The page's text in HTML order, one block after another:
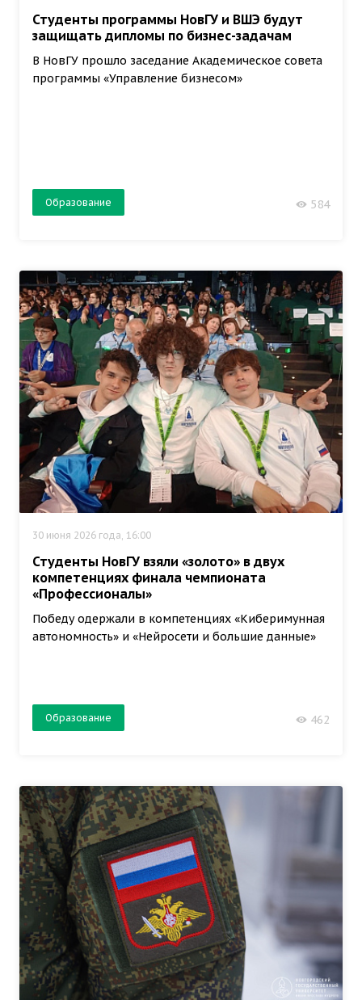
Студенты программы НовГУ и ВШЭ будут
защищать дипломы по бизнес-задачам
В НовГУ прошло заседание Академическое совета
программы «Управление бизнесом»
Образование 584
30 июня 2026 года, 16:00
Студенты НовГУ взяли «золото» в двух
компетенциях финала чемпионата
«Профессионалы»
Победу одержали в компетенциях «Киберимунная
автономность» и «Нейросети и большие данные»
Образование 462